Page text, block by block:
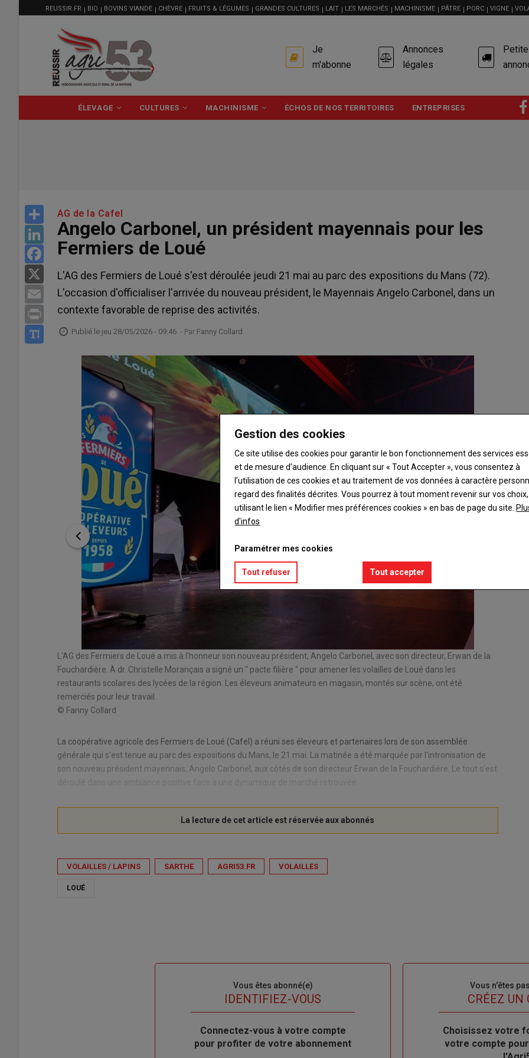
MENU
FILIÈRE
REUSSIR.FR BIO BOVINS VIANDE CHÈVRE FRUITS & LÉGUMES GRANDES CULTURES LAIT LES MARCHÉS MACHINISME PÂTRE PORC VIGNE
USER
ACCOUNT
MENU
Je
m'abonne
Annonces
légales
PRINCIPALE
ÉLEVAGE CULTURES MACHINISME ÉCHOS DE NOS TERRITOIRES ENTREPRISES
Share
LinkedIn
Facebook
Email
Print
AG de la Cafel
Angelo Carbonel, un président mayennais pour les
Fermiers de Loué
L'AG des Fermiers de Loué s'est déroulée jeudi 21 mai au parc des expositions du Mans (72).
L'occasion d'officialiser l'arrivée du nouveau président, le Mayennais Angelo Carbonel, dans un
contexte favorable de reprise des activités.
Publié le jeu 28/05/2026 - 09:46 - Par Fanny Collard
L'AG des Fermiers de Loué a mis à l'honneur son nouveau président, Angelo Carbonel, avec son directeur, Erwan de la
Fouchardière. À dr. Christelle Morançais a signé un " pacte filière " pour amener les volailles de Loué dans les
restaurants scolaires des lycées de la région. Les éleveurs animateurs en magasin, montés sur scène, ont été
remerciés pour leur travail.
© Fanny Collard
La coopérative agricole des Fermiers de Loué (Cafel) a réuni ses éleveurs et partenaires lors de son assemblée
générale qui s'est tenue au parc des expositions du Mans, le 21 mai. La matinée a été marquée par l'intronisation de
son nouveau président mayennais, Angelo Carbonel, aux côtés de son directeur Erwan de la Fouchardière. Le tout s'est
déroulé dans une ambiance positive face à une dynamique de marché retrouvée.
VOLAILLES / LAPINS SARTHE AGRI53.FR VOLAILLES
LOUÉ
Vous êtes abonné(e)
IDENTIFIEZ-VOUS
Body
Connectez-vous à votre compte
pour profiter de votre abonnement
Vous n'êtes
TITRECRÉEZ UN
Body
Choisissez votre
votre compte
Gestion des cookies
Ce site utilise des cookies pour garantir le bon fonctionnement des services
et de mesure d’audience. En cliquant sur « Tout Accepter », vous consentez à
l’utilisation de ces cookies et au traitement de vos données à caractère
regard des finalités décrites. Vous pourrez à tout moment revenir sur vos
utilisant le lien « Modifier mes préférences cookies » en bas de page du site.
d'infos
Paramétrer mes cookies
Tout refuser Tout accepter